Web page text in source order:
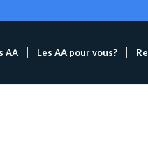
AA Les AA pour vous?